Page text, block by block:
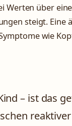
Werten über
steigt. Eine
wie
– ist das